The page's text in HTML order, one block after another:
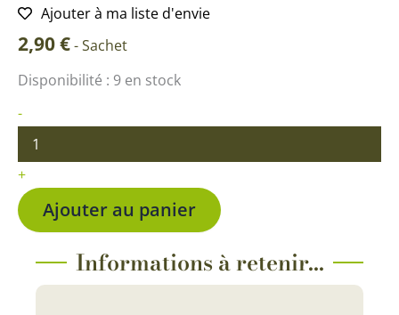
Ajouter à ma liste d'envie
2,90€-Sachet
Disponibilité : 9 en stock
-
quantité
Courge
spaghetti
végétal
+
Ajouter au panier
Informations à retenir...